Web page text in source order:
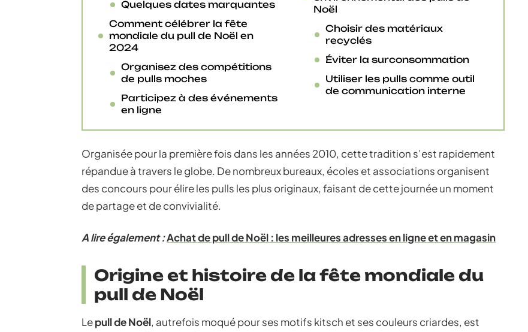
Quelques dates marquantes
Comment célébrer la fête
mondiale du pull de Noël en
2024
Organisez des compétitions
de pulls moches
Participez à des événements
en ligne
Noël
Choisir des matériaux
recyclés
Éviter la surconsommation
Utiliser les pulls comme outil
de communication interne
Organisée pour la première fois dans les années 2010, cette tradition s’est rapidement
répandue à travers le globe. De nombreux bureaux, écoles et associations organisent
des concours pour élire les pulls les plus originaux, faisant de cette journée un moment
de partage et de convivialité.
A lire également :Achat de pull de Noël : les meilleures adresses en ligne et en magasin
Origine et histoire de la fête mondiale du
pull de Noël
Lepull de Noël, autrefois moqué pour ses motifs kitsch et ses couleurs criardes, est